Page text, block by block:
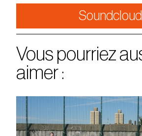
Soundcloud
Vous pourriez
aimer :